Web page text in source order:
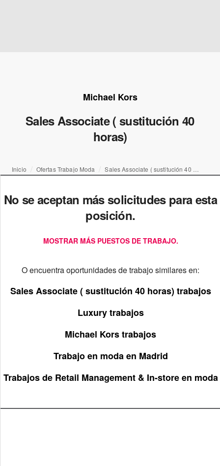
Michael Kors
Sales Associate ( sustitución 40
horas)
Inicio Ofertas Trabajo Moda
No se aceptan más solicitudes para esta
posición.
MOSTRAR MÁS PUESTOS DE TRABAJO.
O encuentra oportunidades de trabajo similares en:
Sales Associate ( sustitución 40 horas) trabajos
Luxury trabajos
Michael Kors trabajos
Trabajo en moda en Madrid
Trabajos de Retail Management & In-store en moda